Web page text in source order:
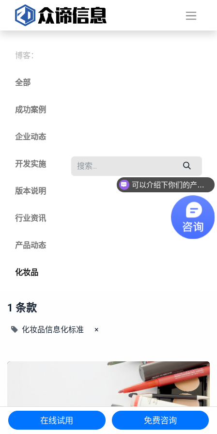
博客：
全部
成功案例
企业动态
开发实施
版本说明
行业资讯
产品动态
化妆品
1 条款
化妆品信息化标准 ×
可以介绍下你们的产品么？
在线试用 免费咨询